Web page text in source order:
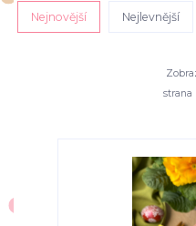
Nejnovější Nejlevnější
strana